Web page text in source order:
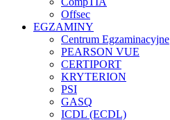
Offsec
EGZAMINY
Centrum Egzaminacyjne
PEARSON VUE
CERTIPORT
KRYTERION
PSI
GASQ
ICDL (ECDL)